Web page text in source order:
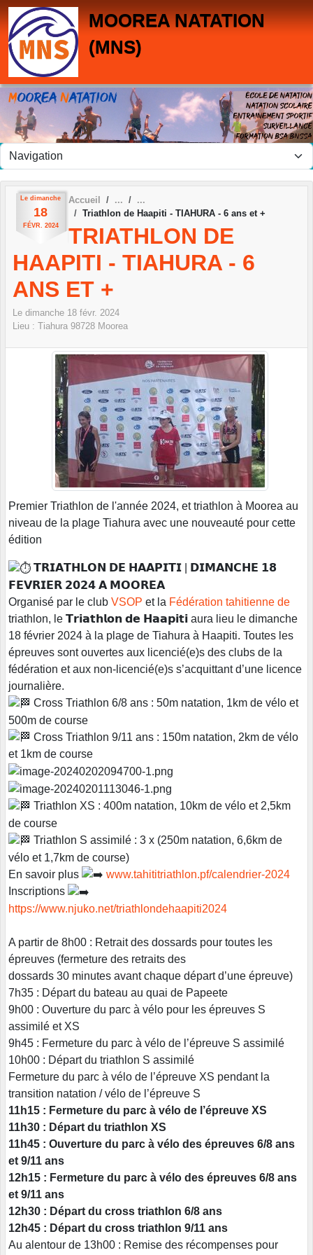
MOOREA NATATION
(MNS)
Le dimanche
18
FÉVR. 2024
Accueil
Triathlon de Haapiti - TIAHURA - 6 ans et +
TRIATHLON DE
HAAPITI - TIAHURA - 6
ANS ET +
Le dimanche 18 févr. 2024
Lieu : Tiahura 98728 Moorea
Premier Triathlon de l'année 2024, et triathlon à Moorea au
niveau de la plage Tiahura avec une nouveauté pour cette
édition
𝗧𝗥𝗜𝗔𝗧𝗛𝗟𝗢𝗡 𝗗𝗘 𝗛𝗔𝗔𝗣𝗜𝗧𝗜 | 𝗗𝗜𝗠𝗔𝗡𝗖𝗛𝗘 𝟭𝟴
𝗙𝗘𝗩𝗥𝗜𝗘𝗥 𝟮𝟬𝟮𝟰 𝗔 𝗠𝗢𝗢𝗥𝗘𝗔
Organisé par le club VSOP et la Fédération tahitienne de
triathlon, le 𝗧𝗿𝗶𝗮𝘁𝗵𝗹𝗼𝗻 𝗱𝗲 𝗛𝗮𝗮𝗽𝗶𝘁𝗶 aura lieu le dimanche
18 février 2024 à la plage de Tiahura à Haapiti. Toutes les
épreuves sont ouvertes aux licencié(e)s des clubs de la
fédération et aux non-licencié(e)s s’acquittant d’une licence
journalière.
Cross Triathlon 6/8 ans : 50m natation, 1km de vélo et
500m de course
Cross Triathlon 9/11 ans : 150m natation, 2km de vélo
et 1km de course
Triathlon XS : 400m natation, 10km de vélo et 2,5km
de course
Triathlon S assimilé : 3 x (250m natation, 6,6km de
vélo et 1,7km de course)
En savoir plus
www.tahititriathlon.pf/calendrier-2024
Inscriptions
https://www.njuko.net/triathlondehaapiti2024
A partir de 8h00 : Retrait des dossards pour toutes les
épreuves (fermeture des retraits des
dossards 30 minutes avant chaque départ d’une épreuve)
7h35 : Départ du bateau au quai de Papeete
9h00 : Ouverture du parc à vélo pour les épreuves S
assimilé et XS
9h45 : Fermeture du parc à vélo de l’épreuve S assimilé
10h00 : Départ du triathlon S assimilé
Fermeture du parc à vélo de l’épreuve XS pendant la
transition natation / vélo de l’épreuve S
11h15 : Fermeture du parc à vélo de l’épreuve XS
11h30 : Départ du triathlon XS
11h45 : Ouverture du parc à vélo des épreuves 6/8 ans
et 9/11 ans
12h15 : Fermeture du parc à vélo des épreuves 6/8 ans
et 9/11 ans
12h30 : Départ du cross triathlon 6/8 ans
12h45 : Départ du cross triathlon 9/11 ans
Au alentour de 13h00 : Remise des récompenses pour
Panneau de gestion des cookies